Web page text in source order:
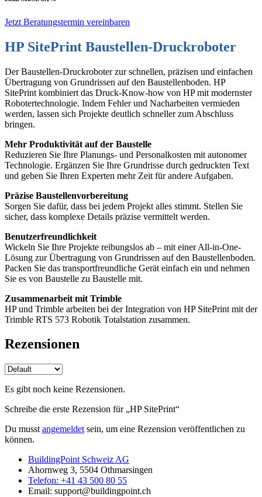
Jetzt Beratungstermin vereinbaren
HP SitePrint Baustellen-Druckroboter
Der Baustellen-Druckroboter zur schnellen, präzisen und einfachen
Übertragung von Grundrissen auf den Baustellenboden. HP
SitePrint kombiniert das Druck-Know-how von HP mit modernster
Robotertechnologie. Indem Fehler und Nacharbeiten vermieden
werden, lassen sich Projekte deutlich schneller zum Abschluss
bringen.
Mehr Produktivität auf der Baustelle
Reduzieren Sie Ihre Planungs- und Personalkosten mit autonomer
Technologie. Ergänzen Sie Ihre Grundrisse durch gedruckten Text
und geben Sie Ihren Experten mehr Zeit für andere Aufgaben.
Präzise Baustellenvorbereitung
Sorgen Sie dafür, dass bei jedem Projekt alles stimmt. Stellen Sie
sicher, dass komplexe Details präzise vermittelt werden.
Benutzerfreundlichkeit
Wickeln Sie Ihre Projekte reibungslos ab – mit einer All-in-One-
Lösung zur Übertragung von Grundrissen auf den Baustellenboden.
Packen Sie das transportfreundliche Gerät einfach ein und nehmen
Sie es von Baustelle zu Baustelle mit.
Zusammenarbeit mit Trimble
HP und Trimble arbeiten bei der Integration von HP SitePrint mit der
Trimble RTS 573 Robotik Totalstation zusammen.
Rezensionen
Es gibt noch keine Rezensionen.
Schreibe die erste Rezension für „HP SitePrint“
Du musst angemeldet sein, um eine Rezension veröffentlichen zu
können.
BuildingPoint Schweiz AG
Ahornweg 3, 5504 Othmarsingen
Telefon: +41 43 500 80 55
Email: support@buildingpoint.ch